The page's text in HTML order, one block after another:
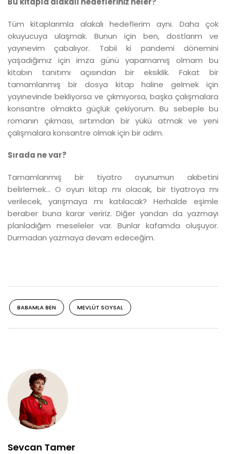
Tüm kitaplarımla alakalı hedeflerim aynı. Daha çok
okuyucuya ulaşmak. Bunun için ben, dostlarım ve
yayınevim çabalıyor. Tabii ki pandemi dönemini
yaşadığımız için imza günü yapamamış olmam bu
kitabın tanıtımı açısından bir eksiklik. Fakat bir
tamamlanmış bir dosya kitap haline gelmek için
yayınevinde bekliyorsa ve çıkmıyorsa, başka çalışmalara
konsantre olmakta güçlük çekiyorum. Bu sebeple bu
romanın çıkması, sırtımdan bir yükü atmak ve yeni
çalışmalara konsantre olmak için bir adım.
Sırada ne var?
Tamamlanmış bir tiyatro oyunumun akıbetini
belirlemek… O oyun kitap mı olacak, bir tiyatroya mı
verilecek, yarışmaya mı katılacak? Herhalde eşimle
beraber buna karar veririz. Diğer yandan da yazmayı
planladığım meseleler var. Bunlar kafamda oluşuyor.
Durmadan yazmaya devam edeceğim.
BABAMLA BEN MEVLÜT SOYSAL
Sevcan Tamer